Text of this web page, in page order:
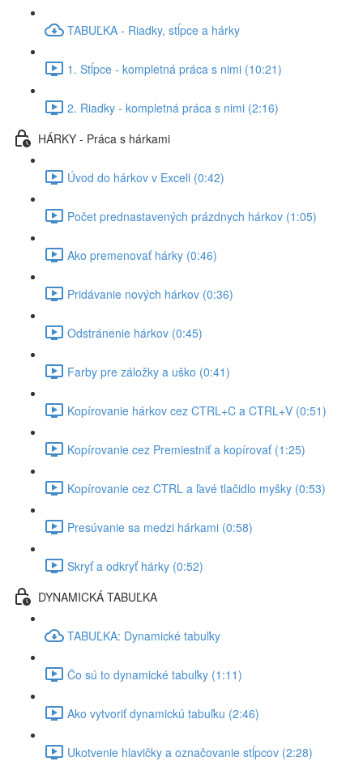
TABUĽKA - Riadky, stĺpce a hárky
1. Stĺpce - kompletná práca s nimi (10:21)
2. Riadky - kompletná práca s nimi (2:16)
HÁRKY - Práca s hárkami
Úvod do hárkov v Exceli (0:42)
Počet prednastavených prázdnych hárkov (1:05)
Ako premenovať hárky (0:46)
Pridávanie nových hárkov (0:36)
Odstránenie hárkov (0:45)
Farby pre záložky a uško (0:41)
Kopírovanie hárkov cez CTRL+C a CTRL+V (0:51)
Kopírovanie cez Premiestniť a kopírovať (1:25)
Kopírovanie cez CTRL a ľavé tlačidlo myšky (0:53)
Presúvanie sa medzi hárkami (0:58)
Skryť a odkryť hárky (0:52)
DYNAMICKÁ TABUĽKA
TABUĽKA: Dynamické tabuľky
Čo sú to dynamické tabuľky (1:11)
Ako vytvoriť dynamickú tabuľku (2:46)
Ukotvenie hlavičky a označovanie stĺpcov (2:28)